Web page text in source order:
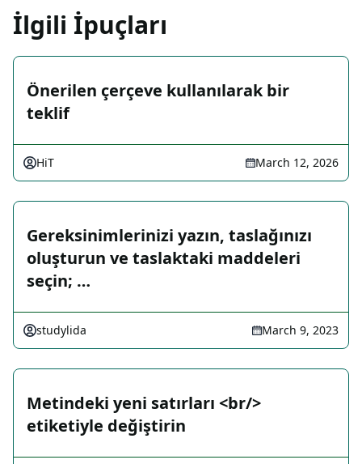
İlgili İpuçları
Önerilen çerçeve kullanılarak bir
teklif
HiT March 12, 2026
Gereksinimlerinizi yazın, taslağınızı
oluşturun ve taslaktaki maddeleri
seçin; …
studylida March 9, 2023
Metindeki yeni satırları <br/>
etiketiyle değiştirin